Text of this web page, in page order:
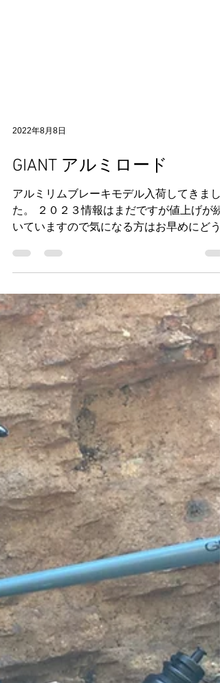
2022年8月8日
GIANT アルミロード
アルミリムブレーキモデル入荷してきまし
た。 ２０２３情報はまだですが値上げが続
いていますので気になる方はお早めにどう
ぞ。 コンテンド１H シマノSORAモデル １
４０，８００円（税込 XS 在庫 S 在庫 M 終
了 コンテンド ０ シマノ１０５変速系...